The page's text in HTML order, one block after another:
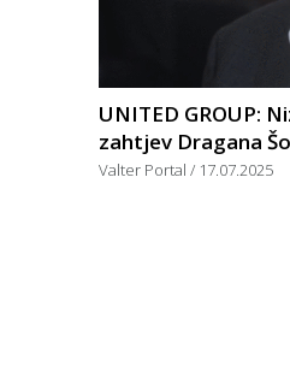
UNITED GROUP:
zahtjev Dragana
Valter Portal 17.07.2025